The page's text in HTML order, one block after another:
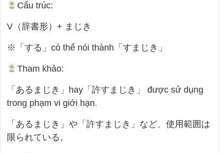
Cấu trúc:
V（辞書形）+ まじき
※「する」có thể nói thành「すまじき」
Tham khảo:
「あるまじき」hay「許すまじき」 được sử dụng
trong phạm vi giới hạn.
「あるまじき」や「許すまじき」など、使用範囲は
限られている。